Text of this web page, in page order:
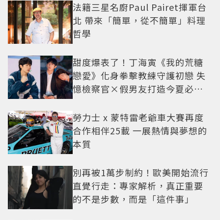
法籍三星名廚Paul Pairet揮軍台
北 帶來「簡單，從不簡單」料理
哲學
甜度爆表了！丁海寅《我的荒糖
戀愛》化身拳擊教練守護初戀 失
憶檢察官×假男友打造今夏必看
勞力士 x 蒙特雷老爺車大賽再度
合作相伴25載 一展熱情與夢想的
本質
別再被1萬步制約！歐美開始流行
直覺行走：專家解析，真正重要
的不是步數，而是「這件事」